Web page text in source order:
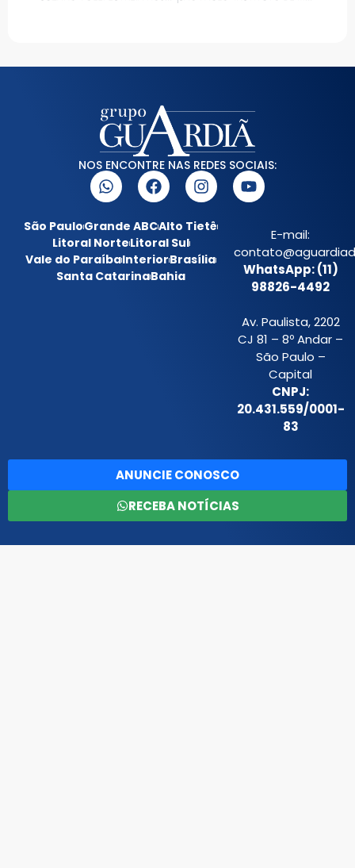
NOS ENCONTRE NAS REDES SOCIAIS:
São PauloGrande ABCAlto Tietê
Litoral NorteLitoral Sul
Vale do ParaíbaInteriorBrasília
Santa CatarinaBahia
E-mail:
WhatsApp: (11)
98826-4492
Av. Paulista, 2202
CJ 81 – 8º Andar –
São Paulo –
Capital
CNPJ:
20.431.559/0001-
83
ANUNCIE CONOSCO
RECEBA NOTÍCIAS